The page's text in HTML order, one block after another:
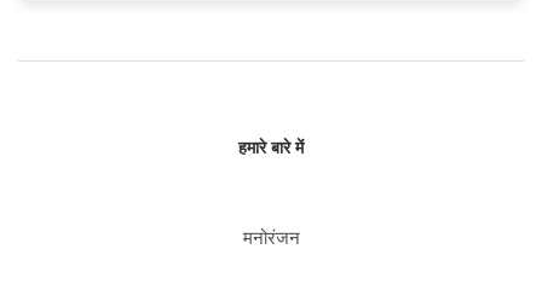
हमारे बारे में
मनोरंजन